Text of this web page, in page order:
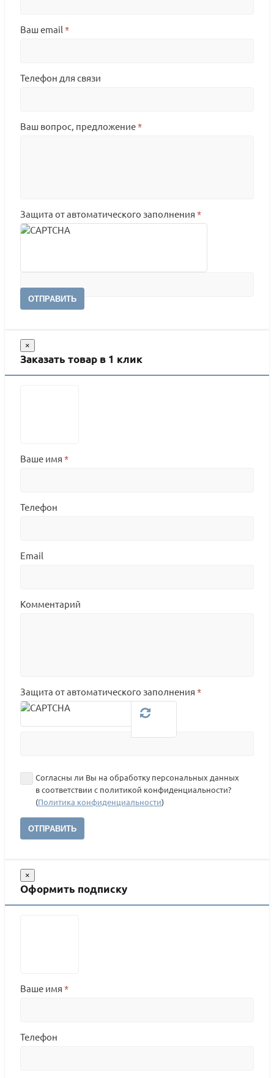
Ваш email *
Телефон для связи
Ваш вопрос, предложение*
Защита от автоматического заполнения *
ОТПРАВИТЬ
×
Заказать товар в 1 клик
Ваше имя *
Телефон
Email
Комментарий
Защита от автоматического заполнения *
Согласны ли Вы на обработку персональных данных
в соответствии с политикой конфиденциальности?
(Политика конфиденциальности)
ОТПРАВИТЬ
×
Оформить подписку
Ваше имя *
Телефон